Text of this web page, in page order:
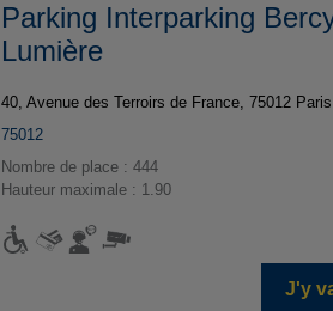
Parking Interparking
Lumière
40, Avenue des Terroirs de France, 75012 Paris
75012
Nombre de place : 444
Hauteur maximale : 1.90
J'y